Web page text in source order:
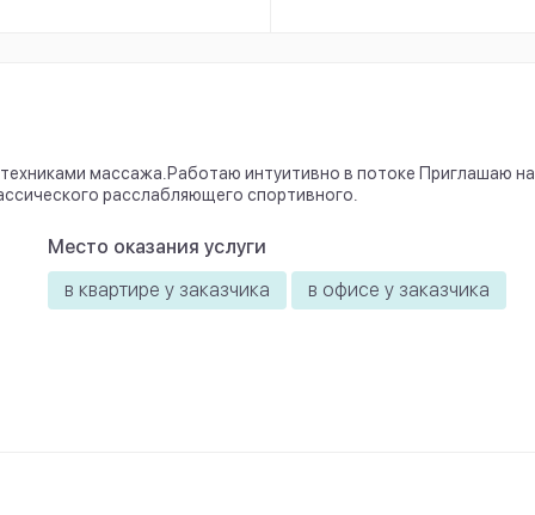
массажа.Работаю интуитивно в потоке Приглашаю на
расслабляющего спортивного.
Место оказания услуги
в квартире у заказчика
в офисе у заказчика